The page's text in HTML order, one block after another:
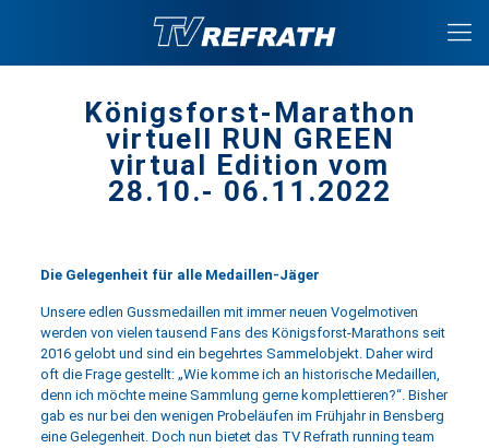
Königsforst-Marathon
virtuell RUN GREEN
virtual Edition vom
28.10.- 06.11.2022
Die Gelegenheit für alle Medaillen-Jäger
Unsere edlen Gussmedaillen mit immer neuen Vogelmotiven
werden von vielen tausend Fans des Königsforst-Marathons seit
2016 gelobt und sind ein begehrtes Sammelobjekt. Daher wird
oft die Frage gestellt: „Wie komme ich an historische Medaillen,
denn ich möchte meine Sammlung gerne komplettieren?“. Bisher
gab es nur bei den wenigen Probeläufen im Frühjahr in Bensberg
eine Gelegenheit. Doch nun bietet das TV Refrath running team